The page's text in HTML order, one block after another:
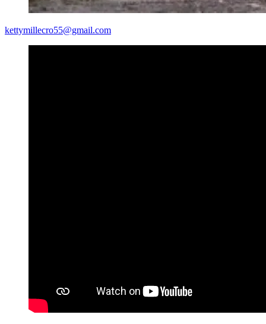
kettymillecro55@gmail.com